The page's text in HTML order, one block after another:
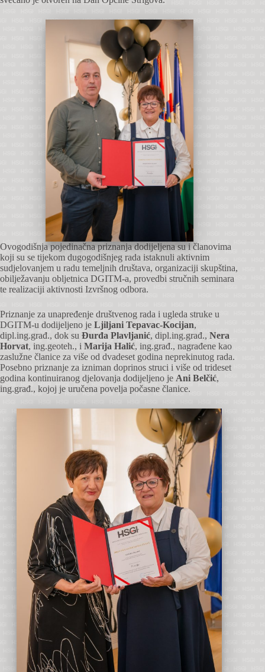
Ovogodišnja pojedinačna priznanja dodijeljena su i članovima
koji su se tijekom dugogodišnjeg rada istaknuli aktivnim
sudjelovanjem u radu temeljnih društava, organizaciji skupština,
obilježavanju obljetnica DGITM-a, provedbi stručnih seminara
te realizaciji aktivnosti Izvršnog odbora.
Priznanje za unapređenje društvenog rada i ugleda struke u
DGITM-u dodijeljeno je Ljiljani Tepavac-Kocijan,
dipl.ing.građ., dok su Đurđa Plavljanić, dipl.ing.građ., Nera
Horvat, ing.geoteh., i Marija Halić, ing.građ., nagrađene kao
zaslužne članice za više od dvadeset godina neprekinutog rada.
Posebno priznanje za izniman doprinos struci i više od trideset
godina kontinuiranog djelovanja dodijeljeno je Ani Belčić,
ing.građ., kojoj je uručena povelja počasne članice.